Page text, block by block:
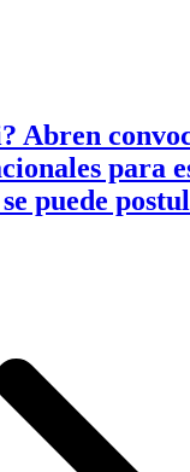
Abren
para
puede